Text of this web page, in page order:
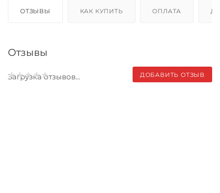
ОТЗЫВЫ КАК КУПИТЬ ОПЛАТА
Отзывы
ДОБАВИТЬ ОТЗЫВ
Загрузка отзывов...